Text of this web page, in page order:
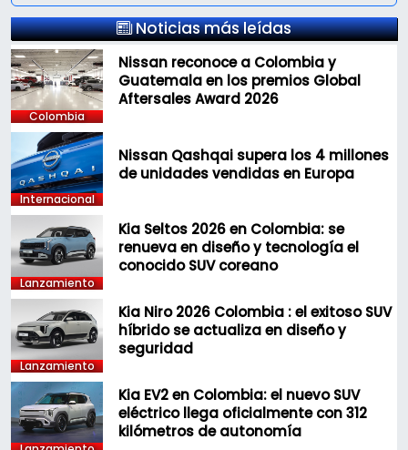
Noticias más leídas
Colombia
Nissan reconoce a Colombia y
Guatemala en los premios Global
Aftersales Award 2026
Internacional
Nissan Qashqai supera los 4 millones
de unidades vendidas en Europa
Lanzamiento
Kia Seltos 2026 en Colombia: se
renueva en diseño y tecnología el
conocido SUV coreano
Lanzamiento
Kia Niro 2026 Colombia : el exitoso SUV
híbrido se actualiza en diseño y
seguridad
Kia EV2 en Colombia: el nuevo SUV
eléctrico llega oficialmente con 312
kilómetros de autonomía